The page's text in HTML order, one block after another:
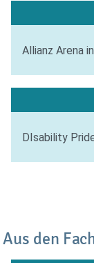
Allianz Arena
DIsability
Aus den